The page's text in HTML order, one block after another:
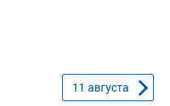
11 августа